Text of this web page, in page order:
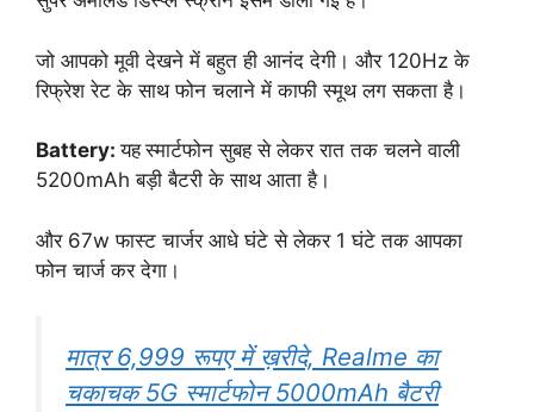
जो आपको मूवी देखने में बहुत ही आनंद देगी। और 120Hz के
रिफ्रेश रेट के साथ फोन चलाने में काफी स्मूथ लग सकता है।
Battery:यह स्मार्टफोन सुबह से लेकर रात तक चलने वाली
5200mAh बड़ी बैटरी के साथ आता है।
और 67w फास्ट चार्जर आधे घंटे से लेकर 1 घंटे तक आपका
फोन चार्ज कर देगा।
मात्र 6,999 रूपए में ख़रीदे, Realme का
चकाचक 5G स्मार्टफोन 5000mAh बैटरी